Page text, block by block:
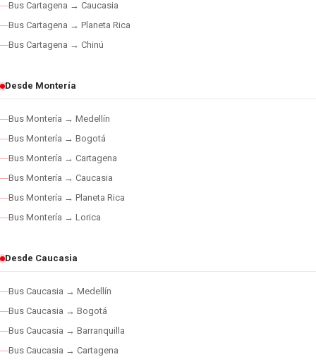
Bus Cartagena → Caucasia
Bus Cartagena → Planeta Rica
Bus Cartagena → Chinú
Desde Montería
Bus Montería → Medellín
Bus Montería → Bogotá
Bus Montería → Cartagena
Bus Montería → Caucasia
Bus Montería → Planeta Rica
Bus Montería → Lorica
Desde Caucasia
Bus Caucasia → Medellín
Bus Caucasia → Bogotá
Bus Caucasia → Barranquilla
Bus Caucasia → Cartagena